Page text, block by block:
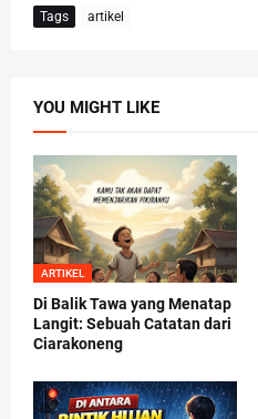
Tags artikel
YOU MIGHT LIKE
ARTIKEL
Di Balik Tawa yang Menatap
Langit: Sebuah Catatan dari
Ciarakoneng